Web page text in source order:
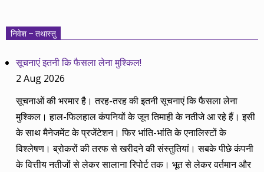
निवेश – तथास्तु
सूचनाएं इतनी कि फैसला लेना मुश्किल!
2 Aug 2026
सूचनाओं की भरमार है। तरह-तरह की इतनी सूचनाएं कि फैसला लेना
मुश्किल। हाल-फिलहाल कंपनियों के जून तिमाही के नतीजे आ रहे हैं। इसी
के साथ मैनेजमेंट के प्रजेंटेशन। फिर भांति-भांति के एनालिस्टों के
विश्लेषण। ब्रोकरों की तरफ से खरीदने की संस्तुतियां। सबके पीछे कंपनी
के वित्तीय नतीजों से लेकर सालाना रिपोर्ट तक। भूत से लेकर वर्तमान और